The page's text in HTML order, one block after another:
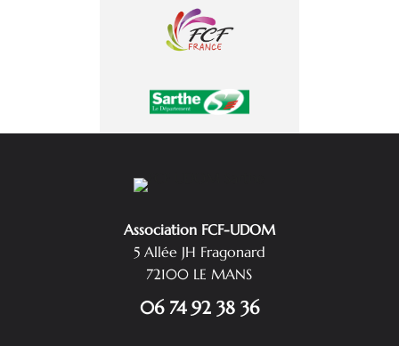
Association FCF-UDOM
5 Allée JH Fragonard
72100 LE MANS
06 74 92 38 36